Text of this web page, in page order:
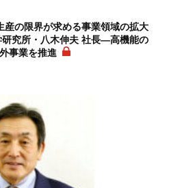
の限界が求める事業領域の拡大
究所・八木伸夫 社長―高機能の
事業を推進